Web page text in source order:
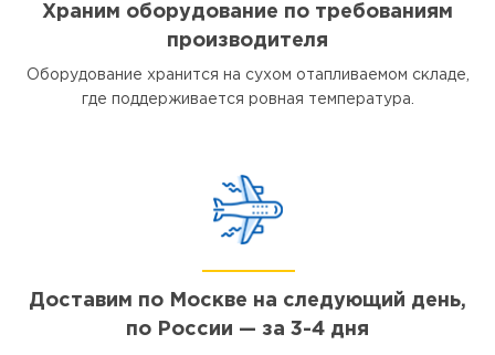
Храним оборудование по требованиям
производителя
Оборудование хранится на сухом отапливаемом складе,
где поддерживается ровная температура.
Доставим по Москве на следующий день,
по России — за 3-4 дня